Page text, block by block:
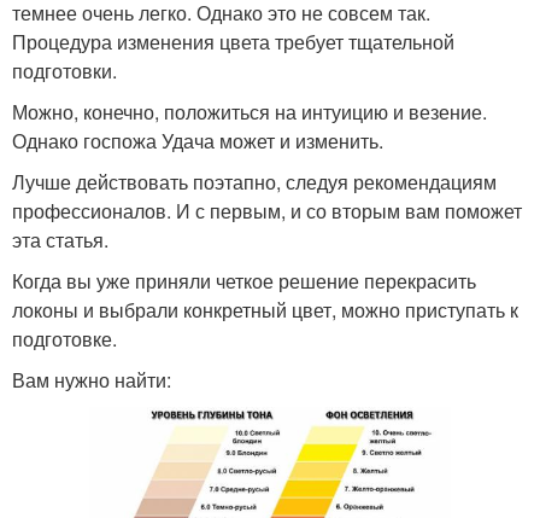
темнее очень легко. Однако это не совсем так.
Процедура изменения цвета требует тщательной
подготовки.
Можно, конечно, положиться на интуицию и везение.
Однако госпожа Удача может и изменить.
Лучше действовать поэтапно, следуя рекомендациям
профессионалов. И с первым, и со вторым вам поможет
эта статья.
Когда вы уже приняли четкое решение перекрасить
локоны и выбрали конкретный цвет, можно приступать к
подготовке.
Вам нужно найти: